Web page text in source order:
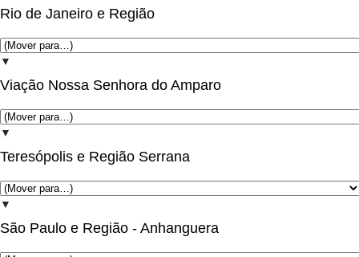
Rio de Janeiro e Região
▼
Viação Nossa Senhora do Amparo
▼
Teresópolis e Região Serrana
▼
São Paulo e Região - Anhanguera